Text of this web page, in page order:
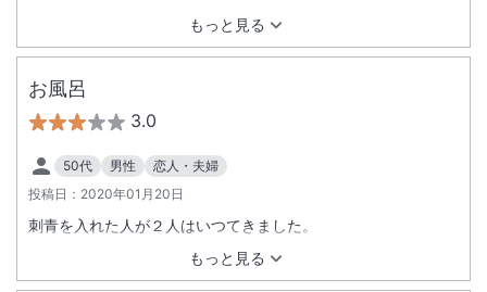
もっと見る
お風呂
3.0
50代 男性
恋人・夫婦
投稿日： 2020年01月20日
もっと見る
刺青を入れた人が２人はいつてきました。